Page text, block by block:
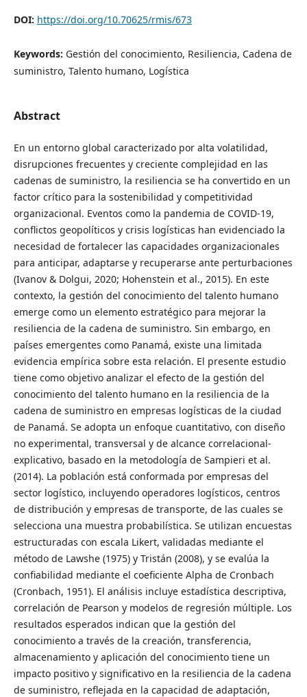
DOI: https://doi.org/10.70625/rmis/673
Keywords: Gestión del conocimiento, Resiliencia, Cadena de
suministro, Talento humano, Logística
Abstract
En un entorno global caracterizado por alta volatilidad,
disrupciones frecuentes y creciente complejidad en las
cadenas de suministro, la resiliencia se ha convertido en un
factor crítico para la sostenibilidad y competitividad
organizacional. Eventos como la pandemia de COVID-19,
conflictos geopolíticos y crisis logísticas han evidenciado la
necesidad de fortalecer las capacidades organizacionales
para anticipar, adaptarse y recuperarse ante perturbaciones
(Ivanov & Dolgui, 2020; Hohenstein et al., 2015). En este
contexto, la gestión del conocimiento del talento humano
emerge como un elemento estratégico para mejorar la
resiliencia de la cadena de suministro. Sin embargo, en
países emergentes como Panamá, existe una limitada
evidencia empírica sobre esta relación. El presente estudio
tiene como objetivo analizar el efecto de la gestión del
conocimiento del talento humano en la resiliencia de la
cadena de suministro en empresas logísticas de la ciudad
de Panamá. Se adopta un enfoque cuantitativo, con diseño
no experimental, transversal y de alcance correlacional-
explicativo, basado en la metodología de Sampieri et al.
(2014). La población está conformada por empresas del
sector logístico, incluyendo operadores logísticos, centros
de distribución y empresas de transporte, de las cuales se
selecciona una muestra probabilística. Se utilizan encuestas
estructuradas con escala Likert, validadas mediante el
método de Lawshe (1975) y Tristán (2008), y se evalúa la
confiabilidad mediante el coeficiente Alpha de Cronbach
(Cronbach, 1951). El análisis incluye estadística descriptiva,
correlación de Pearson y modelos de regresión múltiple. Los
resultados esperados indican que la gestión del
conocimiento a través de la creación, transferencia,
almacenamiento y aplicación del conocimiento tiene un
impacto positivo y significativo en la resiliencia de la cadena
de suministro, reflejada en la capacidad de adaptación,